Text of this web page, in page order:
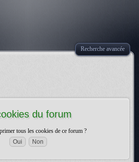
Recherche avancée
du forum
tous les cookies de ce forum ?